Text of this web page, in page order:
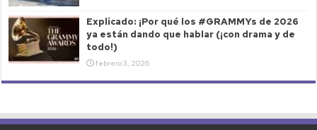
Explicado: ¡Por qué los #GRAMMYs de 2026
ya están dando que hablar (¡con drama y de
todo!)
febrero 3, 2026